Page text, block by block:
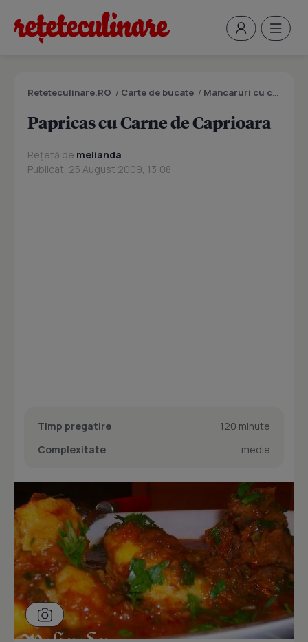
Reteteculinare.RO / Carte de bucate / Mancaruri cu carne
Papricas cu Carne de Caprioara
Rețetă de melianda
Publicat: 25 August 2009, 13:08
Timp pregatire
120 minute
Complexitate
medie